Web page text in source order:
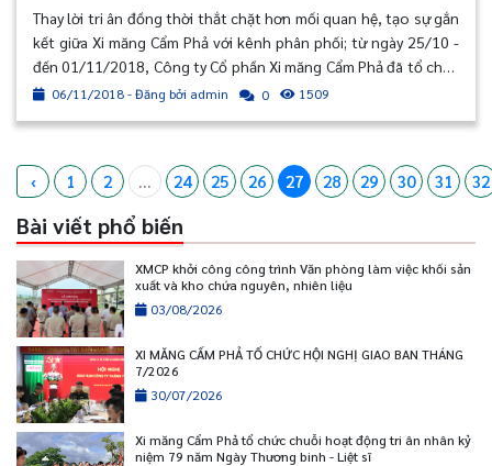
Thay lời tri ân đồng thời thắt chặt hơn mối quan hệ, tạo sự gắn
kết giữa Xi măng Cẩm Phả với kênh phân phối; từ ngày 25/10 -
đến 01/11/2018, Công ty Cổ phần Xi măng Cẩm Phả đã tổ chức
cho 40 khách hàng là nhà phân phối tại 2 khu vực phía Bắc và
06/11/2018 - Đăng bởi admin 0 1509
‹ 1 2 ... 24 25 26 27 28 29 30 31 32
Bài viết phổ biến
XMCP khởi công công trình Văn phòng làm việc khối sản
xuất và kho chứa nguyên, nhiên liệu
03/08/2026
XI MĂNG CẨM PHẢ TỔ CHỨC HỘI NGHỊ GIAO BAN THÁNG
7/2026
30/07/2026
Xi măng Cẩm Phả tổ chức chuỗi hoạt động tri ân nhân kỷ
niệm 79 năm Ngày Thương binh - Liệt sĩ